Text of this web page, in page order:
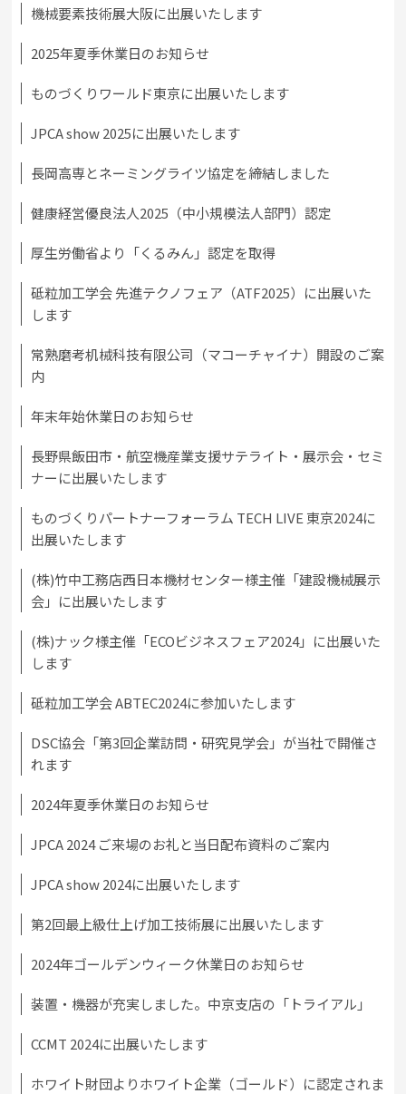
機械要素技術展大阪に出展いたします
2025年夏季休業日のお知らせ
ものづくりワールド東京に出展いたします
JPCA show 2025に出展いたします
長岡高専とネーミングライツ協定を締結しました
健康経営優良法人2025（中小規模法人部門）認定
厚生労働省より「くるみん」認定を取得
砥粒加工学会 先進テクノフェア（ATF2025）に出展いた
します
常熟磨考机械科技有限公司（マコーチャイナ）開設のご案
内
年末年始休業日のお知らせ
長野県飯田市・航空機産業支援サテライト・展示会・セミ
ナーに出展いたします
ものづくりパートナーフォーラム TECH LIVE 東京2024に
出展いたします
(株)竹中工務店西日本機材センター様主催「建設機械展示
会」に出展いたします
(株)ナック様主催「ECOビジネスフェア2024」に出展いた
します
砥粒加工学会 ABTEC2024に参加いたします
DSC協会「第3回企業訪問・研究見学会」が当社で開催さ
れます
2024年夏季休業日のお知らせ
JPCA 2024 ご来場のお礼と当日配布資料のご案内
JPCA show 2024に出展いたします
第2回最上級仕上げ加工技術展に出展いたします
2024年ゴールデンウィーク休業日のお知らせ
装置・機器が充実しました。中京支店の「トライアル」
CCMT 2024に出展いたします
ホワイト財団よりホワイト企業（ゴールド）に認定されま